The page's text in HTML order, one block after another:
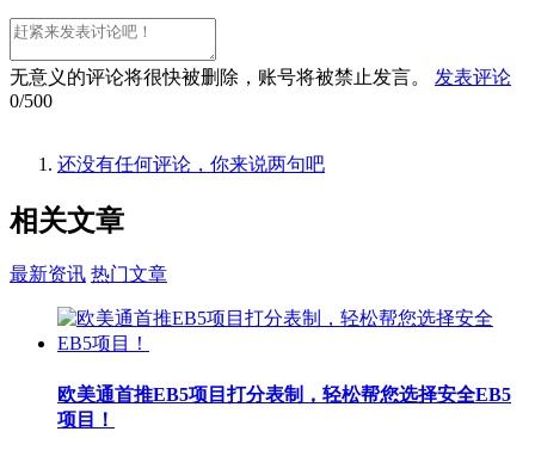
无意义的评论将很快被删除，账号将被禁止发言。
发表评论
0/500
还没有任何评论，你来说两句吧
相关文章
最新资讯 热门文章
欧美通首推EB5项目打分表制，轻松帮您选择安全EB5
项目！